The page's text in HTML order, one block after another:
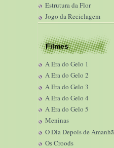
Estrutura da Flor
Jogo da Reciclagem
Filmes
A Era do Gelo 1
A Era do Gelo 2
A Era do Gelo 3
A Era do Gelo 4
A Era do Gelo 5
Meninas
O Dia Depois de Amanhã
Os Croods